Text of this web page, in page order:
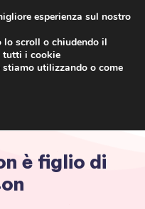
è figlio di
esperienza sul nostro
scroll o chiudendo il
tutti i cookie
utilizzando o come